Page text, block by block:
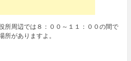
所周辺では８：００～１１：００の間で
がありますよ。